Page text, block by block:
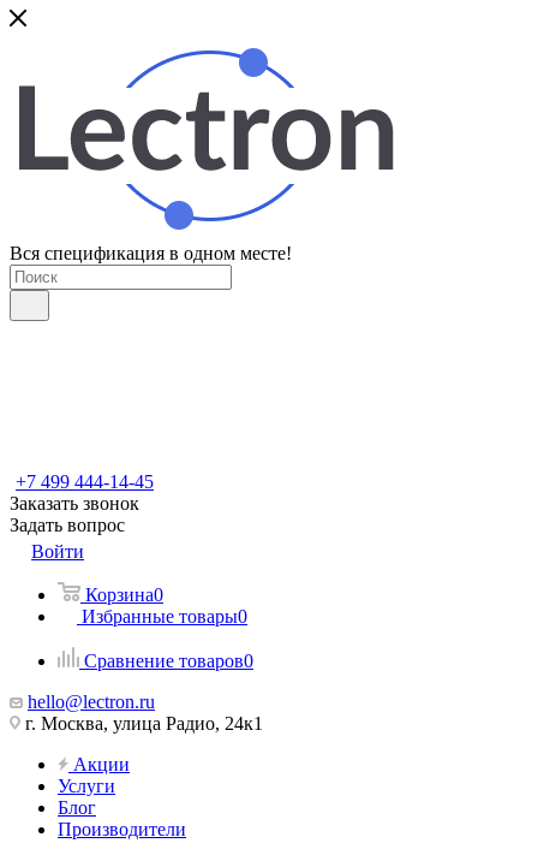
Вся спецификация в одном месте!
+7 499 444-14-45
Заказать звонок
Задать вопрос
Войти
Корзина0
Избранные товары0
Сравнение товаров0
hello@lectron.ru
г. Москва, улица Радио, 24к1
Акции
Услуги
Блог
Производители